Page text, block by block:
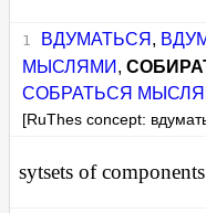
ВДУМАТЬСЯ ,
МЫСЛЯМИ ,
СОБРАТЬСЯ
[RuThes concept:
sytsets of components